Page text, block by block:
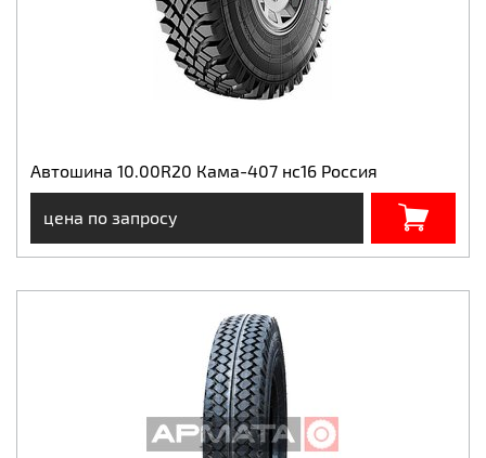
Автошина 10.00R20 Кама-407 нс16 Россия
цена по запросу